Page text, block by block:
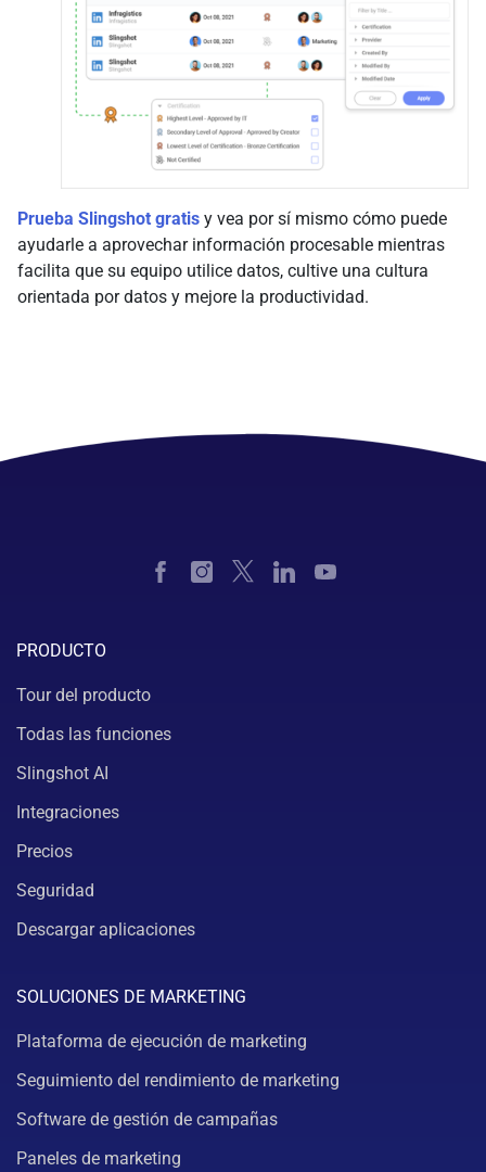
Prueba Slingshot gratis y vea por sí mismo cómo puede
ayudarle a aprovechar información procesable mientras
facilita que su equipo utilice datos, cultive una cultura
orientada por datos y mejore la productividad.
PRODUCTO
Tour del producto
Todas las funciones
Slingshot AI
Integraciones
Precios
Seguridad
Descargar aplicaciones
SOLUCIONES DE MARKETING
Plataforma de ejecución de marketing
Seguimiento del rendimiento de marketing
Software de gestión de campañas
Paneles de marketing